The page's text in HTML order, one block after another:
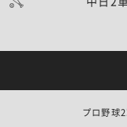
プロ野